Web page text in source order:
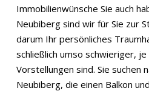
Immobilienwünsche Sie auch
Neubiberg sind wir für Sie zur
darum Ihr persönliches
schließlich umso schwieriger,
Vorstellungen sind. Sie suchen
Neubiberg, die einen Balkon